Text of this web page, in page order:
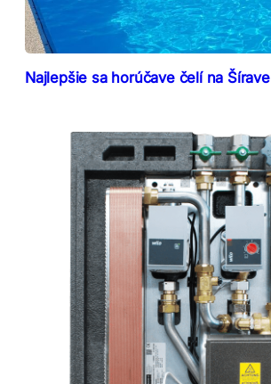
Najlepšie sa horúčave čelí na Šírave